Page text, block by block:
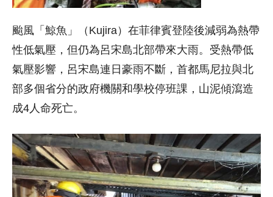
颱風「鯨魚」（Kujira）在菲律賓登陸後減弱為熱帶
性低氣壓，但仍為呂宋島北部帶來大雨。受熱帶低
氣壓影響，呂宋島連日豪雨不斷，首都馬尼拉與北
部多個省分的政府機關和學校停班課，山泥傾瀉造
成4人命死亡。